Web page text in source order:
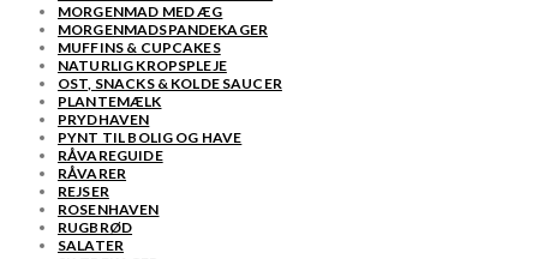
MORGENMAD MED ÆG
MORGENMADSPANDEKAGER
MUFFINS & CUPCAKES
NATURLIG KROPSPLEJE
OST, SNACKS & KOLDE SAUCER
PLANTEMÆLK
PRYDHAVEN
PYNT TIL BOLIG OG HAVE
RÅVAREGUIDE
RÅVARER
REJSER
ROSENHAVEN
RUGBRØD
SALATER